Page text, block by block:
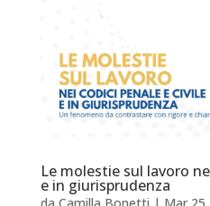
Le molestie sul lavoro
e in giurisprudenza